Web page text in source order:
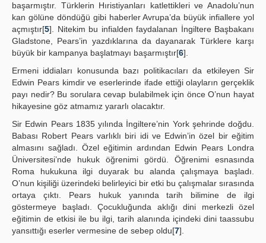
başarmıştır. Türklerin Hıristiyanları katlettikleri ve Anadolu’nun
kan gölüne döndüğü gibi haberler Avrupa’da büyük infiallere yol
açmıştır[5]. Nitekim bu infialden faydalanan İngiltere Başbakanı
Gladstone, Pears’in yazdıklarına da dayanarak Türklere karşı
büyük bir kampanya başlatmayı başarmıştır[6].
Ermeni iddiaları konusunda bazı politikacıları da etkileyen Sir
Edwin Pears kimdir ve eserlerinde ifade ettiği olayların gerçeklik
payı nedir? Bu sorulara cevap bulabilmek için önce O’nun hayat
hikayesine göz atmamız yararlı olacaktır.
Sir Edwin Pears 1835 yılında İngiltere’nin York şehrinde doğdu.
Babası Robert Pears varlıklı biri idi ve Edwin’in özel bir eğitim
almasını sağladı. Özel eğitimin ardından Edwin Pears Londra
Üniversitesi’nde hukuk öğrenimi gördü. Öğrenimi esnasında
Roma hukukuna ilgi duyarak bu alanda çalışmaya başladı.
O’nun kişiliği üzerindeki belirleyici bir etki bu çalışmalar sırasında
ortaya çıktı. Pears hukuk yanında tarih bilimine de ilgi
göstermeye başladı. Çocukluğunda aklığı dini merkezli özel
eğitimin de etkisi ile bu ilgi, tarih alanında içindeki dini taassubu
yansıttığı eserler vermesine de sebep oldu[7].